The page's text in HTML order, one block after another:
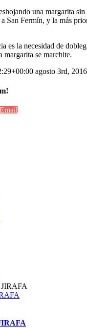
una margarita
San Fermín, y la más
es la necesidad de
margarita se marchite.
agosto 3rd, 2016
Email